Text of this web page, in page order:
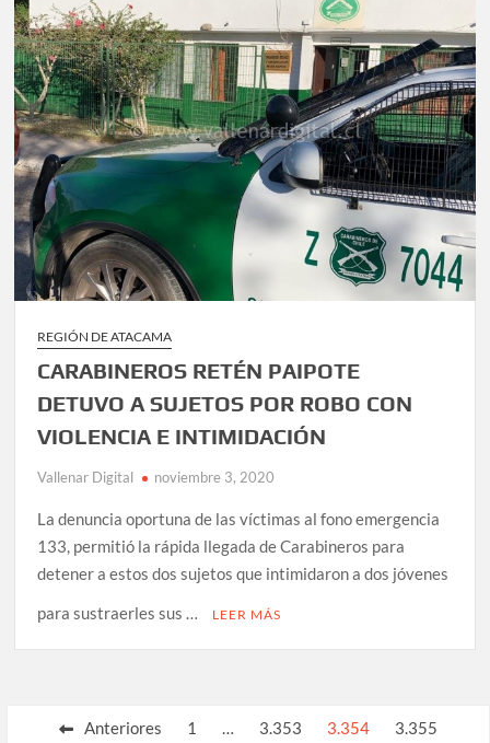
REGIÓN DE ATACAMA
CARABINEROS RETÉN PAIPOTE
DETUVO A SUJETOS POR ROBO CON
VIOLENCIA E INTIMIDACIÓN
Vallenar Digital noviembre 3, 2020
La denuncia oportuna de las víctimas al fono emergencia
133, permitió la rápida llegada de Carabineros para
detener a estos dos sujetos que intimidaron a dos jóvenes
para sustraerles sus …
LEER MÁS
Paginación
Anteriores 1 … 3.353 3.354 3.355